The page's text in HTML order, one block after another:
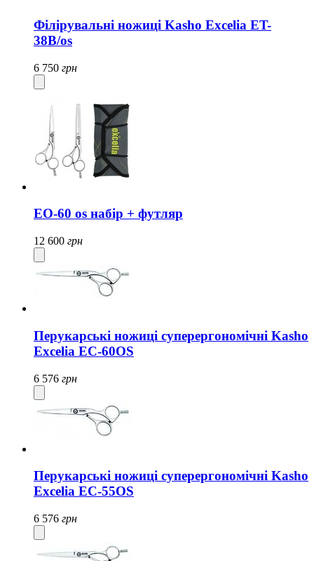
Філірувальні ножиці Kasho Excelia ET-
38B/os
6 750 грн
EO-60 os набір + футляр
12 600 грн
Перукарські ножиці суперергономічні Kasho
Excelia EC-60OS
6 576 грн
Перукарські ножиці суперергономічні Kasho
Excelia EC-55OS
6 576 грн